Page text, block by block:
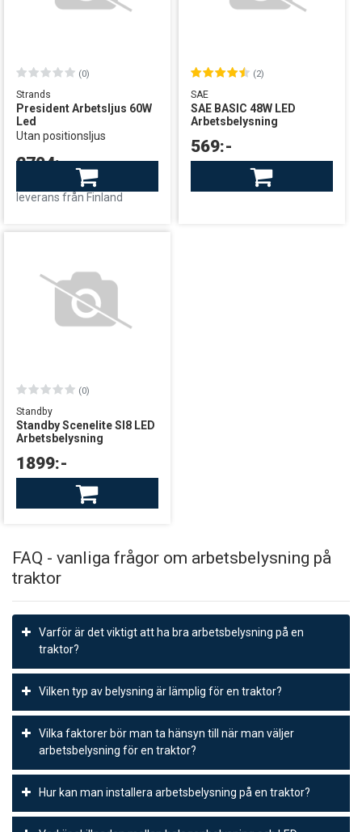
Strands
President Arbetsljus 60W
Led
Utan positionsljus
(0)
2704:-
leverans från Finland
SAE
SAE BASIC 48W LED
Arbetsbelysning
(2)
569:-
Finns i lager
leverans från Sverige
Standby
Standby Scenelite SI8 LED
Arbetsbelysning
(0)
1899:-
Finns i lager
leverans från Finland
FAQ - vanliga frågor om arbetsbelysning på
traktor
Varför är det viktigt att ha bra arbetsbelysning på en
traktor?
Arbetsbelysning på en traktor är viktigt för att säkerställa att
föraren kan se ordentligt i mörka eller dåligt upplysta områden.
Det hjälper också att minska risken för olyckor och skador genom
att föraren kan se hindren och arbetsområdet ordentligt.
Vilken typ av belysning är lämplig för en traktor?
En traktor bör ha både extraljus och arbetsbelysning. Strålkastare
är nödvändiga för att lysa upp vägen framför traktorn vid
förflyttning, medan arbetsbelysning är nödvändigt för att lysa upp
arbetsområdet runt traktorn.
Vilka faktorer bör man ta hänsyn till när man väljer
arbetsbelysning för en traktor?
När man väljer arbetsbelysning för en traktor bör man ta hänsyn
till faktorer som ljusstyrka, spridning, färgtemperatur och
strömförbrukning. Ljusstyrkan bör vara tillräcklig för att belysa
arbetsområdet ordentligt och spridningen bör vara justerbar för
Hur kan man installera arbetsbelysning på en traktor?
Arbetsbelysning kan monteras på olika delar av traktorn, inklusive